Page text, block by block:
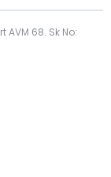
AVM 68. Sk No: